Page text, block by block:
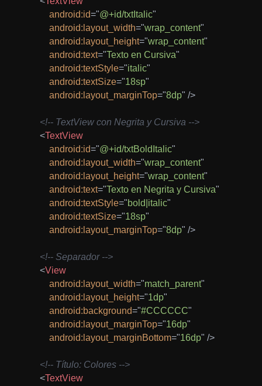
android:id="@+id/txtItalic"
android: layout_width="wrap_content"
android: layout_height="wrap_content"
android:text="Texto en Cursiva"
android:textStyle="italic"
android:textSize="18sp"
android: layout_marginTop="8dp" />
<!-- TextView con Negrita y Cursiva -->
<TextView
android:id="@+id/txtBoldItalic"
android: layout_width="wrap_content"
android: layout_height="wrap_content"
android:text="Texto en Negrita y Cursiva"
android:textStyle="bold|italic"
android:textSize="18sp"
android: layout_marginTop="8dp" />
<!-- Separador -->
<View
android: layout_width="match_parent"
android: layout_height="1dp"
android:background="#CCCCCC"
android: layout_marginTop="16dp"
android: layout_marginBottom="16dp" />
<!-- Título: Colores -->
<TextView